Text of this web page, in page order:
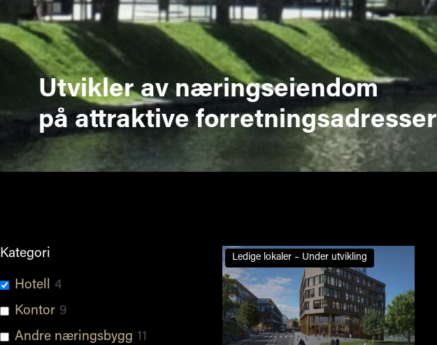
Utvikler av næringseiendom
på attraktive forretningsadresser
Kategori
Hotell 4
Kontor 9
Andre næringsbygg 11
Ledige lokaler – Under utvikling